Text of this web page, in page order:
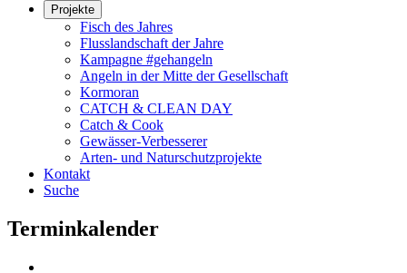
Projekte
Fisch des Jahres
Flusslandschaft der Jahre
Kampagne #gehangeln
Angeln in der Mitte der Gesellschaft
Kormoran
CATCH & CLEAN DAY
Catch & Cook
Gewässer-Verbesserer
Arten- und Naturschutzprojekte
Kontakt
Suche
Terminkalender